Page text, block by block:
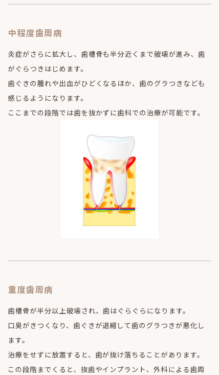
中程度歯周病
炎症がさらに拡大し、歯槽骨も半分近くまで破壊が進み、歯
がぐらつきはじめます。
歯ぐきの腫れや出血がひどくなるほか、歯のグラつきなども
感じるようになります。
ここまでの段階では歯を抜かずに歯科での治療が可能です。
重度歯周病
歯槽骨が半分以上破壊され、歯はぐらぐらになります。
口臭がきつくなり、歯ぐきが退縮して歯のグラつきが悪化し
ます。
治療をせずに放置すると、歯が抜け落ちることがあります。
この段階までくると、抜歯やインプラント、外科による歯周